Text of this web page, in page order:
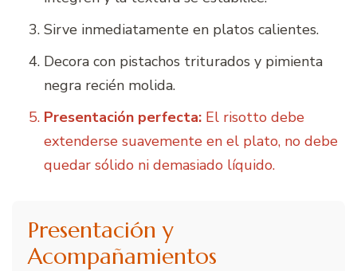
Sirve inmediatamente en platos calientes.
Decora con pistachos triturados y pimienta
negra recién molida.
Presentación perfecta: El risotto debe
extenderse suavemente en el plato, no debe
quedar sólido ni demasiado líquido.
Presentación y
Acompañamientos